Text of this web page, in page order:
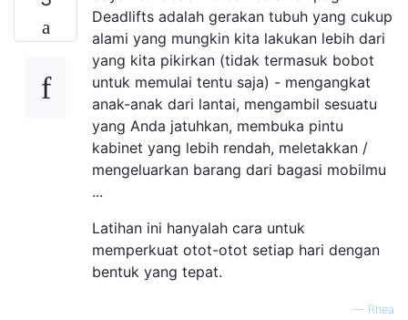
Deadlifts adalah gerakan tubuh yang cukup
alami yang mungkin kita lakukan lebih dari
yang kita pikirkan (tidak termasuk bobot
untuk memulai tentu saja) - mengangkat
anak-anak dari lantai, mengambil sesuatu
yang Anda jatuhkan, membuka pintu
kabinet yang lebih rendah, meletakkan /
mengeluarkan barang dari bagasi mobilmu
...
Latihan ini hanyalah cara untuk
memperkuat otot-otot setiap hari dengan
bentuk yang tepat.
— Rhea